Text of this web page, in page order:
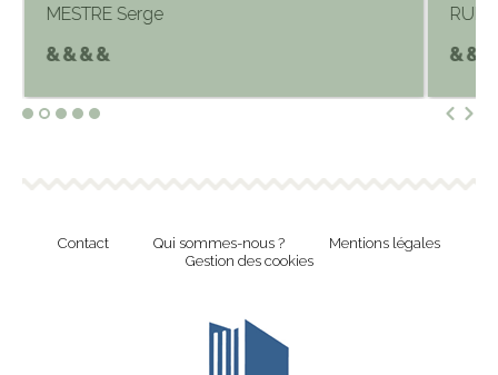
MESTRE Serge
Contact Qui sommes-nous ?
Mentions légales
Gestion des cookies